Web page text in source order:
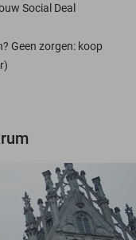
Social Deal
Geen zorgen: koop